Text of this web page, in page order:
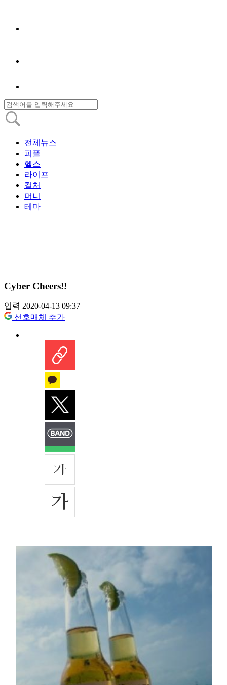
전체뉴스
피플
헬스
라이프
컬처
머니
테마
Cyber Cheers!!
입력 2020-04-13 09:37
선호매체 추가